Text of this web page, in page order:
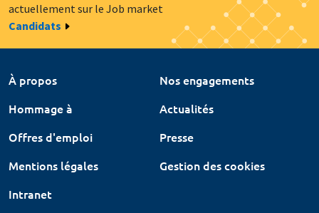
actuellement sur le Job market
Candidats
À propos
Nos engagements
Hommage à
Actualités
Offres d'emploi
Presse
Mentions légales
Gestion des cookies
Intranet